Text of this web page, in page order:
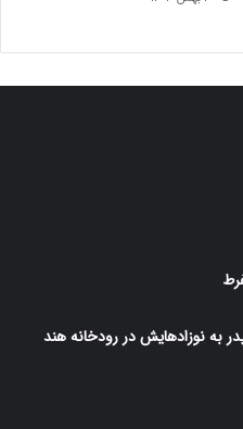
به نوزادهایش در رودخانه هند